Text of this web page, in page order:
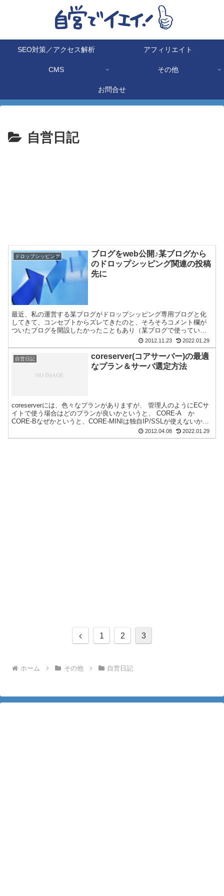
SEO対策／アクセス解析 アフィリエイト
CMS その他
お問合せ
自営日記
ドロップシッピング
ブログをweb公開♪某ブログから
のドロップシッピング関連の投稿
先に
最近、私の運営する某ブログがドロップシッピング専用ブログと化
してきて、コンセプトからズレてきたのと、そろそろコメント欄が
ついたブログを開設したかったこともあり（某ブログで使っている
テンプレはコメント欄設置方法がややこしい）、ドロップシッピ
ン...
2012.11.23 2022.01.29
自営日記
coreserver(コアサーバー)の最適
なプラン＆サーバ選定方法
coreserverには、色々なプランがありますが、 管理人のようにECサ
イトで使う場合はどのプランが良いかというと、 CORE-A か
CORE-Bなぜかというと、CORE-MINIは独自IP/SSLが使えないか
2012.04.08 2022.01.29
前
1 2 3
ホーム その他 自営日記